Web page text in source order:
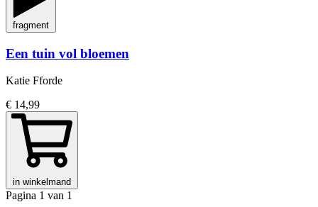
fragment
Een tuin vol bloemen
Katie Fforde
€ 14,99
in winkelmand
Pagina 1 van 1